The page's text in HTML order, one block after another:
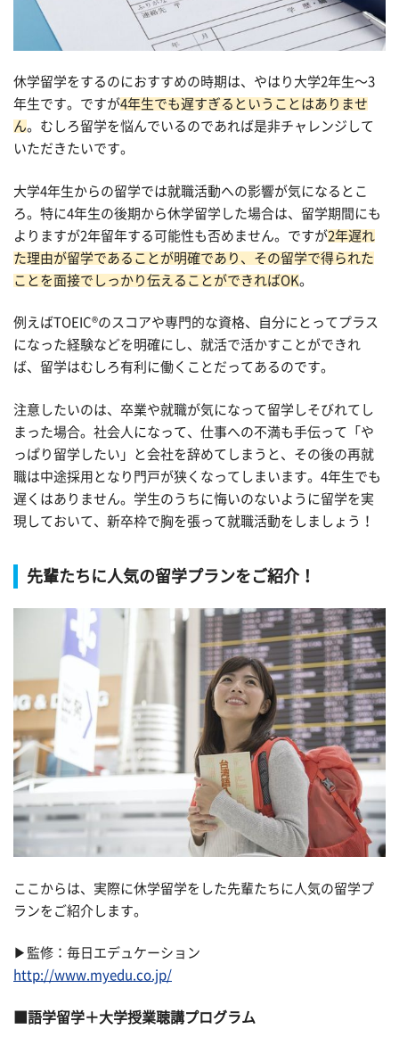
休学留学をするのにおすすめの時期は、やはり大学2年生〜3
年生です。ですが4年生でも遅すぎるということはありませ
ん。むしろ留学を悩んでいるのであれば是非チャレンジして
いただきたいです。
大学4年生からの留学では就職活動への影響が気になるとこ
ろ。特に4年生の後期から休学留学した場合は、留学期間にも
よりますが2年留年する可能性も否めません。ですが2年遅れ
た理由が留学であることが明確であり、その留学で得られた
ことを面接でしっかり伝えることができればOK。
例えばTOEIC®︎のスコアや専門的な資格、自分にとってプラス
になった経験などを明確にし、就活で活かすことができれ
ば、留学はむしろ有利に働くことだってあるのです。
注意したいのは、卒業や就職が気になって留学しそびれてし
まった場合。社会人になって、仕事への不満も手伝って「や
っぱり留学したい」と会社を辞めてしまうと、その後の再就
職は中途採用となり門戸が狭くなってしまいます。4年生でも
遅くはありません。学生のうちに悔いのないように留学を実
現しておいて、新卒枠で胸を張って就職活動をしましょう！
先輩たちに人気の留学プランをご紹介！
ここからは、実際に休学留学をした先輩たちに人気の留学プ
ランをご紹介します。
▶︎監修：毎日エデュケーション
http://www.myedu.co.jp/
語学留学＋大学授業聴講プログラム